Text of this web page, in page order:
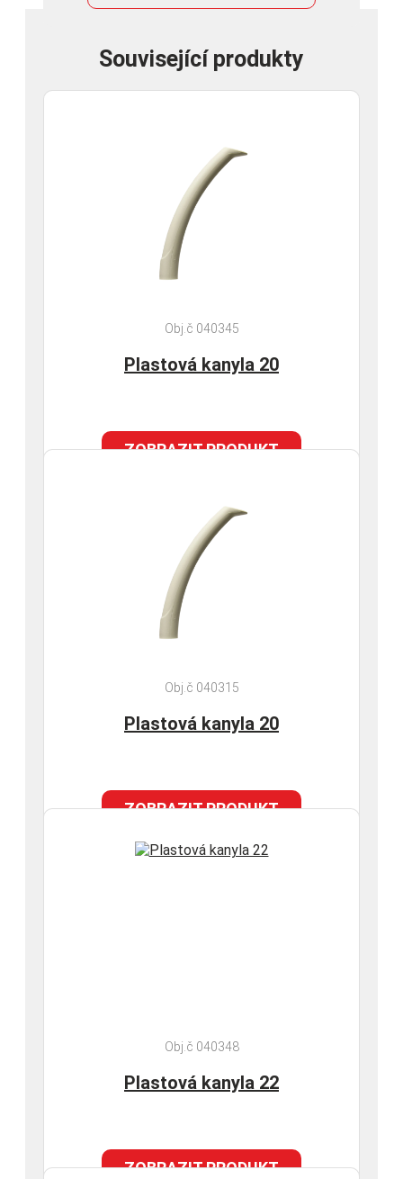
Související produkty
Obj.č 040345
Plastová kanyla 20
ZOBRAZIT PRODUKT
Obj.č 040315
Plastová kanyla 20
ZOBRAZIT PRODUKT
Obj.č 040348
Plastová kanyla 22
ZOBRAZIT PRODUKT